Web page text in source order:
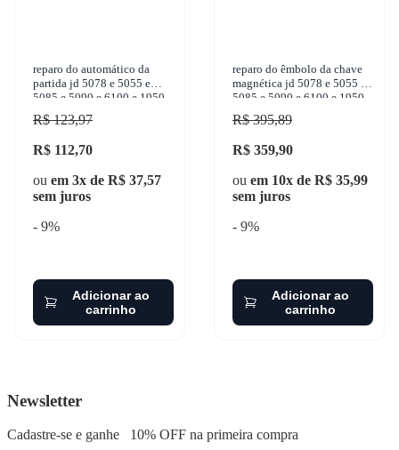
reparo do automático da
partida jd 5078 e 5055 e
5085 e 5090 e 6100 e 1950-
2006 gbusch - 10911
R$ 123,97
R$ 112,70
ou em 3x de R$ 37,57
sem juros
- 9%
Adicionar ao
carrinho
reparo do êmbolo da chave
magnética jd 5078 e 5055 e
5085 e 5090 e 6100 e 1950-
2006 gbusch - 10913
R$ 395,89
R$ 359,90
ou em 10x de R$ 35,99
sem juros
- 9%
Adicionar ao
carrinho
Newsletter
Cadastre-se e ganhe 10% OFF na primeira compra